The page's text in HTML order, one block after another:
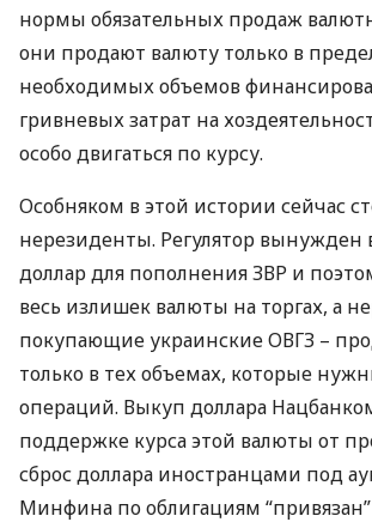
нормы обязательных продаж
они продают валюту только в
необходимых объемов
гривневых затрат на
особо двигаться по курсу.
Особняком в этой истории сейчас
нерезиденты. Регулятор вынужден
доллар для пополненияЗВР и
весь излишек валюты на торгах, а
покупающие украинскиеОВГЗ –
только в тех объемах, которые
операций. Выкуп доллара
поддержке курса этой валюты от
сброс доллара иностранцами под
Минфина по облигациям “привязан”